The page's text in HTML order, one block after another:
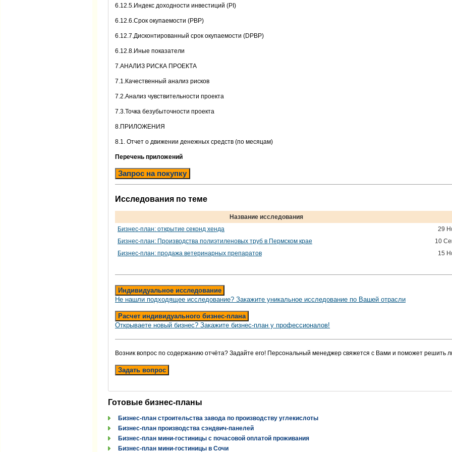
6.12.5.Индекс доходности инвестиций (PI)
6.12.6.Срок окупаемости (PBP)
6.12.7.Дисконтированный срок окупаемости (DPBP)
6.12.8.Иные показатели
7.АНАЛИЗ РИСКА ПРОЕКТА
7.1.Качественный анализ рисков
7.2.Анализ чувствительности проекта
7.3.Точка безубыточности проекта
8.ПРИЛОЖЕНИЯ
8.1. Отчет о движении денежных средств (по месяцам)
Перечень приложений
Запрос на покупку
Исследования по теме
Название исследования
Бизнес-план: открытие секонд хенда
29
Бизнес-план: Производства полиэтиленовых труб в Пермском крае
10
Бизнес-план: продажа ветеринарных препаратов
15
Индивидуальное исследование
Не нашли подходящее исследование? Закажите уникальное исследование по Вашей отрасли
Расчет индивидуального бизнес-плана
Открываете новый бизнес? Закажите бизнес-план у профессионалов!
Возник вопрос по содержанию отчёта? Задайте его! Персональный менеджер свяжется с Вами и поможет решить
Задать вопрос
Готовые бизнес-планы
Бизнес-план строительства завода по производству углекислоты
Бизнес-план производства сэндвич-панелей
Бизнес-план мини-гостиницы с почасовой оплатой проживания
Бизнес-план мини-гостиницы в Сочи